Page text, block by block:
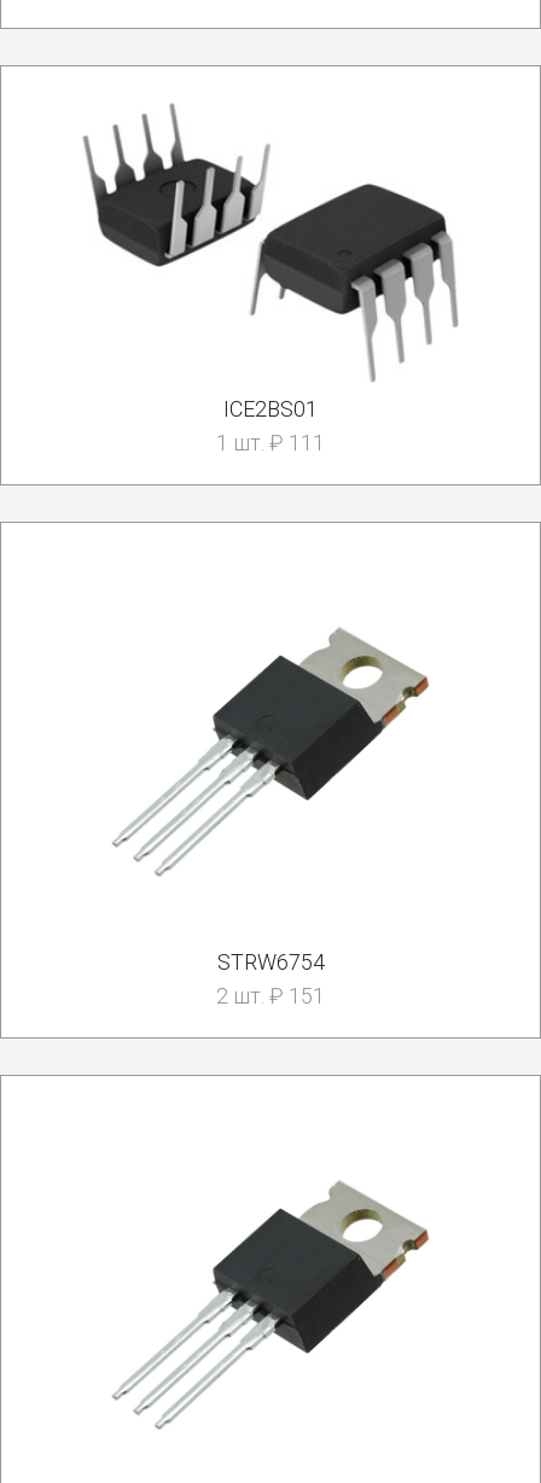
ICE2BS01
1 шт. ₽ 111
STRW6754
2 шт. ₽ 151